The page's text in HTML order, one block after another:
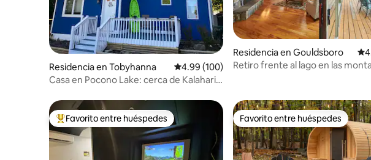
Residencia en Tobyhanna Calificación promedio: 4.99 de 5; 100
4.99 (100)
Casa en Pocono Lake: cerca de Kalahari y
Residencia en Gouldsboro
Retiro frente al lago en las
De los mejores en Favorito entre huéspedes
Favorito entre huéspedes Favorito entre huéspedes
Favorito entre huéspedes